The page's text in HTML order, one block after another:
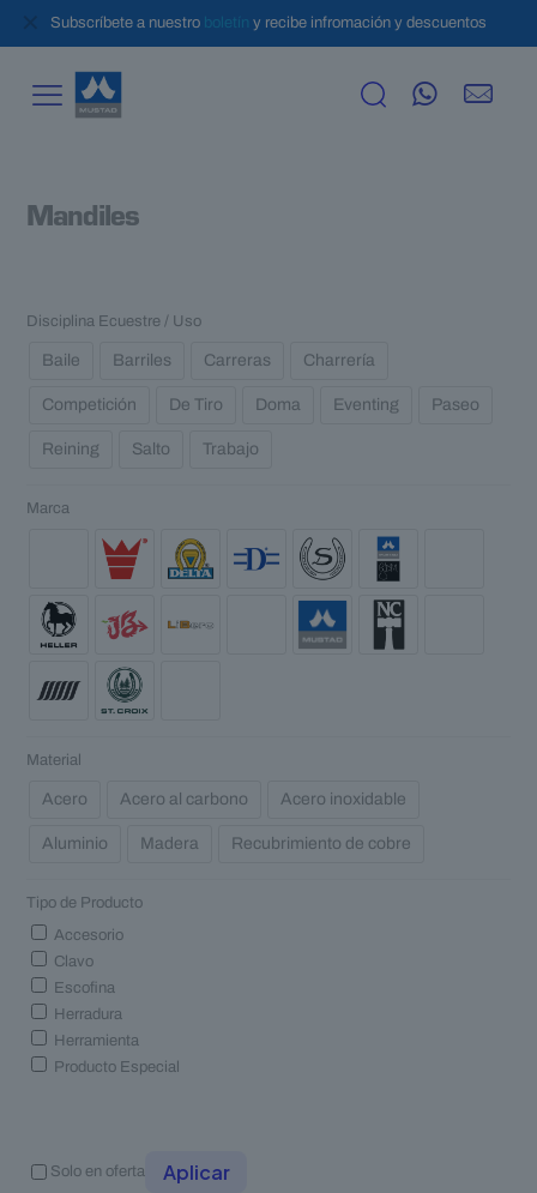
Subscríbete a nuestro boletín y recibe infromación y descuentos
Mandiles
Disciplina Ecuestre / Uso
Baile Barriles Carreras Charrería
Competición De Tiro Doma Eventing Paseo
Reining Salto Trabajo
Marca
Material
Acero Acero al carbono Acero inoxidable
Aluminio Madera Recubrimiento de cobre
Tipo de Producto
Accesorio
Clavo
Escofina
Herradura
Herramienta
Producto Especial
Solo en oferta Aplicar